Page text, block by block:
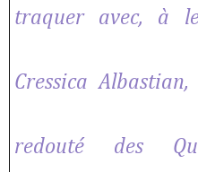
traquer avec, à
Cressica
redouté des